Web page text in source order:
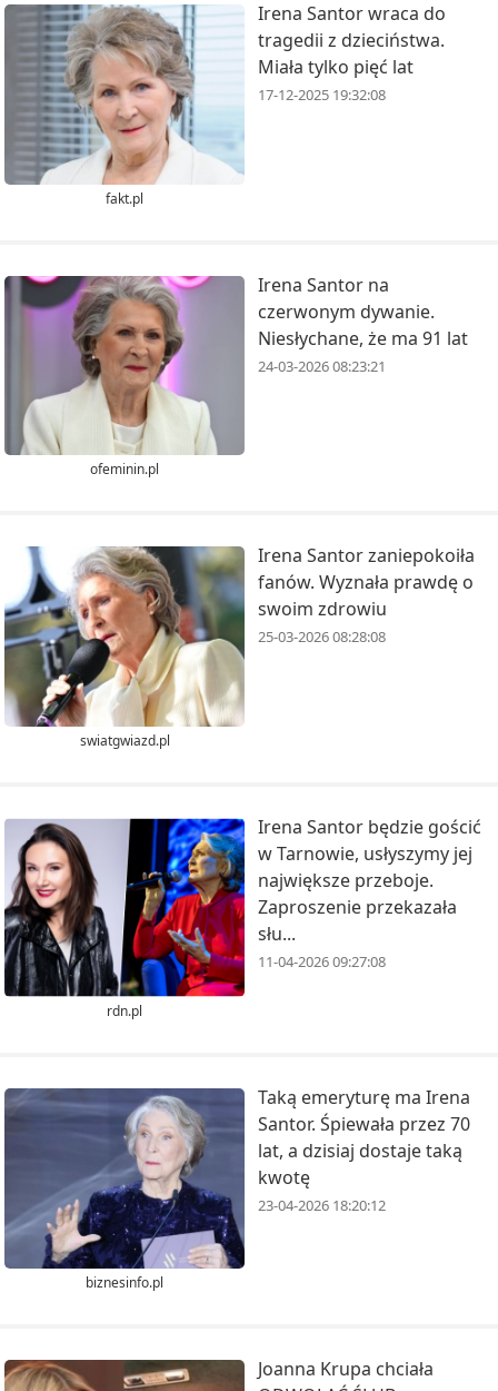
fakt.pl
Irena Santor wraca do
tragedii z dzieciństwa.
Miała tylko pięć lat
17-12-2025 19:32:08
ofeminin.pl
Irena Santor na
czerwonym dywanie.
Niesłychane, że ma 91 lat
24-03-2026 08:23:21
swiatgwiazd.pl
Irena Santor zaniepokoiła
fanów. Wyznała prawdę o
swoim zdrowiu
25-03-2026 08:28:08
rdn.pl
Irena Santor będzie gościć
w Tarnowie, usłyszymy jej
największe przeboje.
Zaproszenie przekazała
słu...
11-04-2026 09:27:08
biznesinfo.pl
Taką emeryturę ma Irena
Santor. Śpiewała przez 70
lat, a dzisiaj dostaje taką
kwotę
23-04-2026 18:20:12
Joanna Krupa chciała